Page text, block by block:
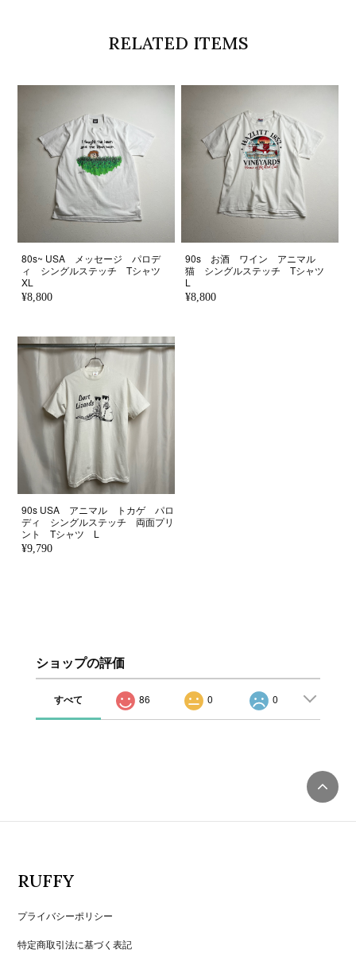
RELATED ITEMS
80s~ USA メッセージ パロデ
ィ シングルステッチ Tシャツ
XL
¥8,800
90s お酒 ワイン アニマル
猫 シングルステッチ Tシャツ
L
¥8,800
90s USA アニマル トカゲ パロ
ディ シングルステッチ 両面プリ
ント Tシャツ L
¥9,790
ショップの評価
すべて 86 0 0
RUFFY
プライバシーポリシー
特定商取引法に基づく表記